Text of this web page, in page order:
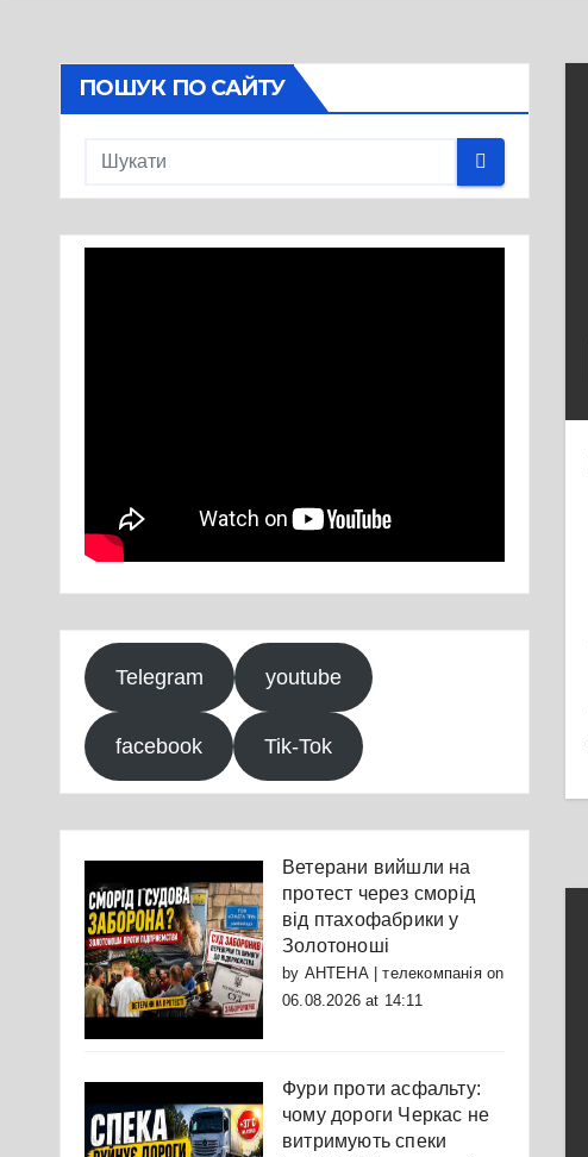
ПОШУК ПО САЙТУ
Telegram youtube
facebook Tik-Tok
Ветерани вийшли на
протест через сморід
від птахофабрики у
Золотоноші
by АНТЕНА | телекомпаніяon
06.08.2026 at 14:11
Фури проти асфальту:
чому дороги Черкас не
витримують спеки